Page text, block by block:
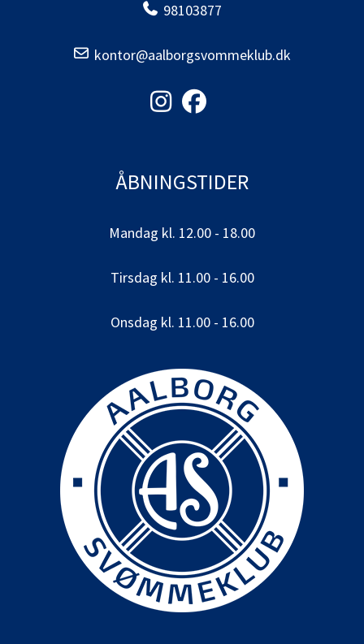
98103877
kontor@aalborgsvommeklub.dk
ÅBNINGSTIDER
Mandag kl. 12.00 - 18.00
Tirsdag kl. 11.00 - 16.00
Onsdag kl. 11.00 - 16.00